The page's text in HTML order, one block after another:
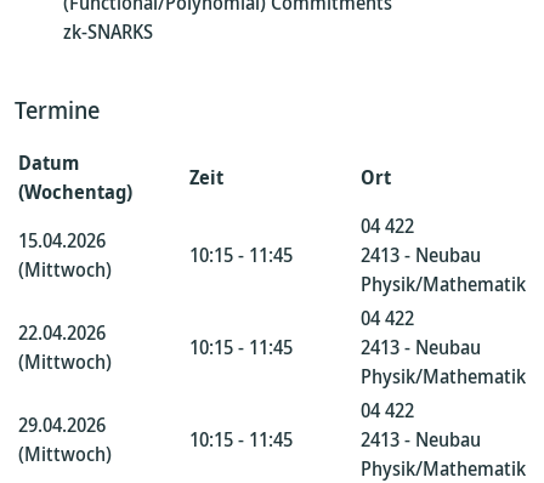
zk-SNARKS
Termine
Datum
(Wochentag)
Zeit Ort
15.04.2026
(Mittwoch)
10:15 - 11:45
04 422
2413 - Neubau
Physik/Mathematik
22.04.2026
(Mittwoch)
10:15 - 11:45
04 422
2413 - Neubau
Physik/Mathematik
29.04.2026
(Mittwoch)
10:15 - 11:45
04 422
2413 - Neubau
Physik/Mathematik